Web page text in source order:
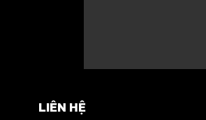
LIÊN HỆ